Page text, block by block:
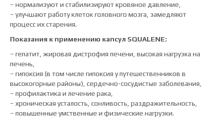
– нормализуют и стабилизируют кровяное давление,
– улучшают работу клеток головного мозга, замедляют
процесс их старения.
Показания к применению капсул SQUALENE:
– гепатит, жировая дистрофия печени, высокая нагрузка на
печень,
– гипоксия (в том числе гипоксия у путешественников в
высокогорные районы), сердечно-сосудистые заболевания,
– профилактика и лечение рака,
– хроническая усталость, сонливость, раздражительность,
– повышенные умственные и физические нагрузки.